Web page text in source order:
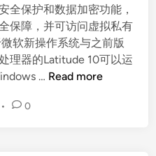
全保护和数据加密功能，
保障，并可访问虚拟私有
软新操作系统与之前版
理器的Latitude 10可以运
… 戴
Read more
• 0